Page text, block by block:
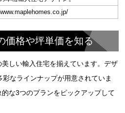
価格や坪単価を知る
しい輸入住宅を揃えています。デザ
なラインナップが用意されていま
な3つのプランをピックアップして